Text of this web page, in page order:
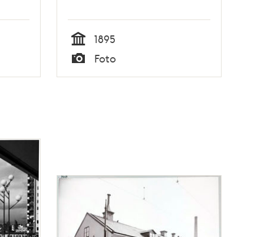
Tid
1895
Typ
Foto